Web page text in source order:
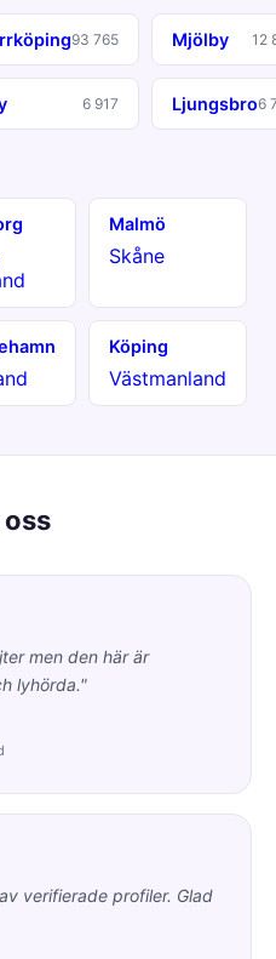
93 765 Mjölby 12
6 917 Ljungsbro6
Malmö
Skåne
Köping
Västmanland
oss
men den här är
lyhörda."
verifierade profiler. Glad